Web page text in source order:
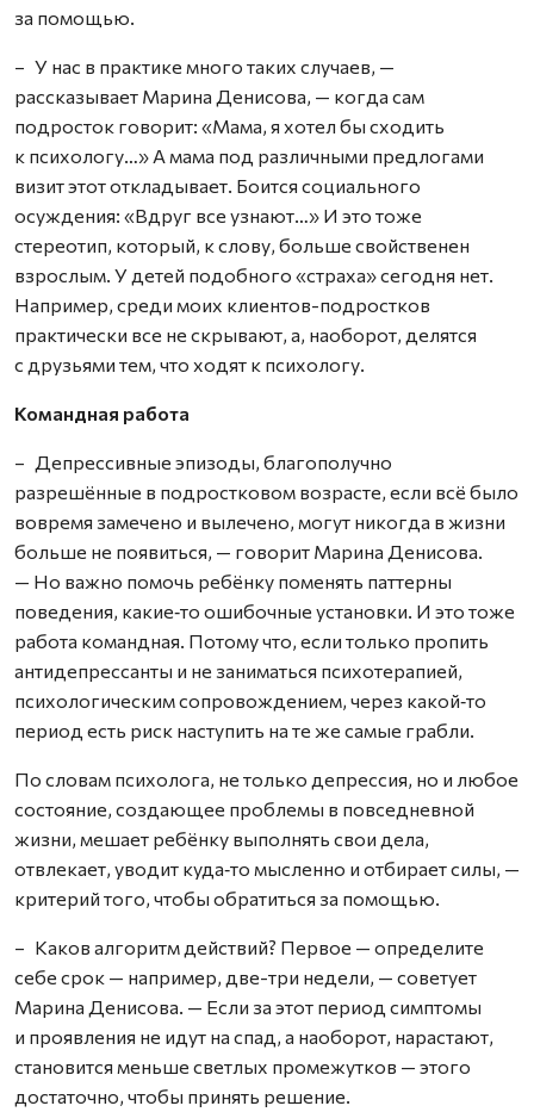
за помощью.
– У нас в практике много таких случаев, —
рассказывает Марина Денисова, — когда сам
подросток говорит: «Мама, я хотел бы сходить
к психологу…» А мама под различными предлогами
визит этот откладывает. Боится социального
осуждения: «Вдруг все узнают…» И это тоже
стереотип, который, к слову, больше свойственен
взрослым. У детей подобного «страха» сегодня нет.
Например, среди моих клиентов-подростков
практически все не скрывают, а, наоборот, делятся
с друзьями тем, что ходят к психологу.
Командная работа
– Депрессивные эпизоды, благополучно
разрешённые в подростковом возрасте, если всё было
вовремя замечено и вылечено, могут никогда в жизни
больше не появиться, — говорит Марина Денисова.
— Но важно помочь ребёнку поменять паттерны
поведения, какие‑то ошибочные установки. И это тоже
работа командная. Потому что, если только пропить
антидепрессанты и не заниматься психотерапией,
психологическим сопровождением, через какой‑то
период есть риск наступить на те же самые грабли.
По словам психолога, не только депрессия, но и любое
состояние, создающее проблемы в повседневной
жизни, мешает ребёнку выполнять свои дела,
отвлекает, уводит куда‑то мысленно и отбирает силы, —
критерий того, чтобы обратиться за помощью.
– Каков алгоритм действий? Первое — определите
себе срок — например, две-три недели, — советует
Марина Денисова. — Если за этот период симптомы
и проявления не идут на спад, а наоборот, нарастают,
становится меньше светлых промежутков — этого
достаточно, чтобы принять решение.